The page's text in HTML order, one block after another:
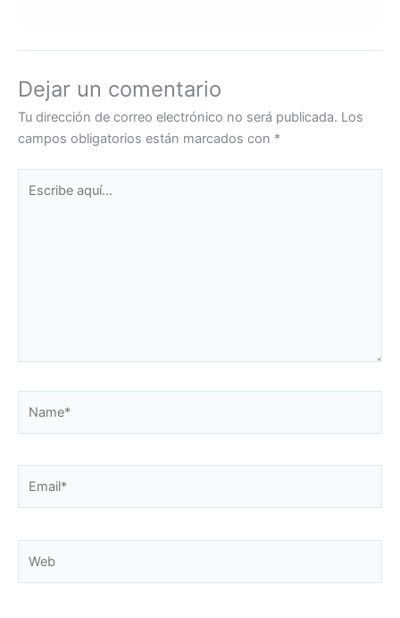
Dejar un comentario
Tu dirección de correo electrónico no será publicada. Los
campos obligatorios están marcados con *
aquí...